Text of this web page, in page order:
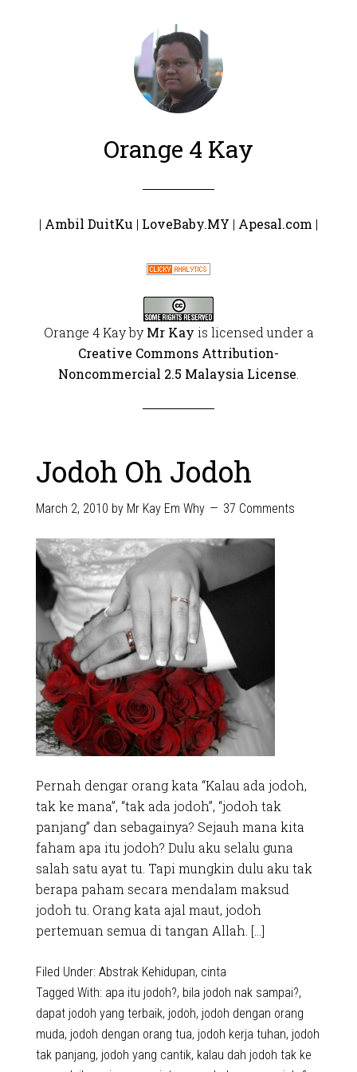
Orange 4 Kay
| Ambil DuitKu | LoveBaby.MY | Apesal.com |
Orange 4 Kayby Mr Kay is licensed under a
Creative Commons Attribution-
Noncommercial 2.5 Malaysia License
Jodoh Oh Jodoh
March 2, 2010 by Mr Kay Em Why 37 Comments
Pernah dengar orang kata “Kalau ada jodoh,
tak ke mana”, “tak ada jodoh”, “jodoh tak
panjang” dan sebagainya? Sejauh mana kita
faham apa itu jodoh? Dulu aku selalu guna
salah satu ayat tu. Tapi mungkin dulu aku tak
berapa paham secara mendalam maksud
jodoh tu. Orang kata ajal maut, jodoh
pertemuan semua di tangan Allah. […]
Filed Under: Abstrak Kehidupan, cinta
Tagged With: apa itu jodoh?, bila jodoh nak sampai?,
dapat jodoh yang terbaik, jodoh, jodoh dengan orang
muda, jodoh dengan orang tua, jodoh kerja tuhan, jodoh
tak panjang, jodoh yang cantik, kalau dah jodoh tak ke